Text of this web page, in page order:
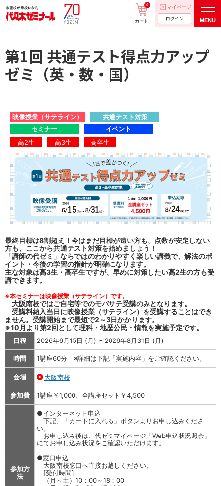
カート
0 マイページ
ログイン MENU
第1回 共通テスト得点力アップ
ゼミ（英・数・国）
映像授業（サテライン）
共通テスト対策
セミナー
イベント
高2生
高3生 高卒生
最終目標は8割超え！今はまだ目標が遠い方も、点数が安定しない
方も、ここから共通テスト対策を始めましょう！
「講師の代ゼミ」ならではのわかりやすく楽しい講義で、解法のポ
イント・今後の学習の指針が明確になります。
主な対象は高3生・高卒生ですが、早めに対策したい高2生の方も受
講できます。
※本セミナーは映像授業（サテライン）です。
大阪南校ではご自宅等でのモバサテ受講のみとなります。
受講料納入当日に映像授業（サテライン）を受講することはでき
ません。受講開始まで最短で2～3日かかります。
※10月より第2回として理科・地歴公民・情報を実施予定です。
日程 2026年6月15日 (月) ~ 2026年8月31日 (月)
時間 1講座60分 ※詳細は下記「実施内容」をご確認ください。
会場 大阪南校
参加費 1講座￥1,000、全講座セット￥4,500
参加方
法
●インターネット申込
下記、「カートに入れる」ボタンよりお申し込みくださ
い。
お申し込み後は、代ゼミマイページ「Web申込状況照会」
にてお申し込み状況をご確認いただけます。
●窓口申込
大阪南校窓口へ直接お越しください。
[受付時間]
（月～土）10：00～18：00